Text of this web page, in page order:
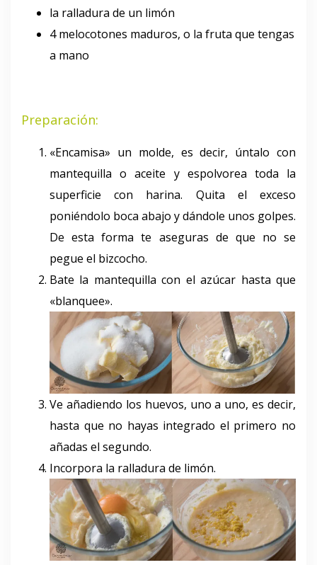
la ralladura de un limón
4 melocotones maduros, o la fruta que tengas
a mano
Preparación:
«Encamisa» un molde, es decir, úntalo con
mantequilla o aceite y espolvorea toda la
superficie con harina. Quita el exceso
poniéndolo boca abajo y dándole unos golpes.
De esta forma te aseguras de que no se
pegue el bizcocho.
Bate la mantequilla con el azúcar hasta que
«blanquee».
Ve añadiendo los huevos, uno a uno, es decir,
hasta que no hayas integrado el primero no
añadas el segundo.
Incorpora la ralladura de limón.